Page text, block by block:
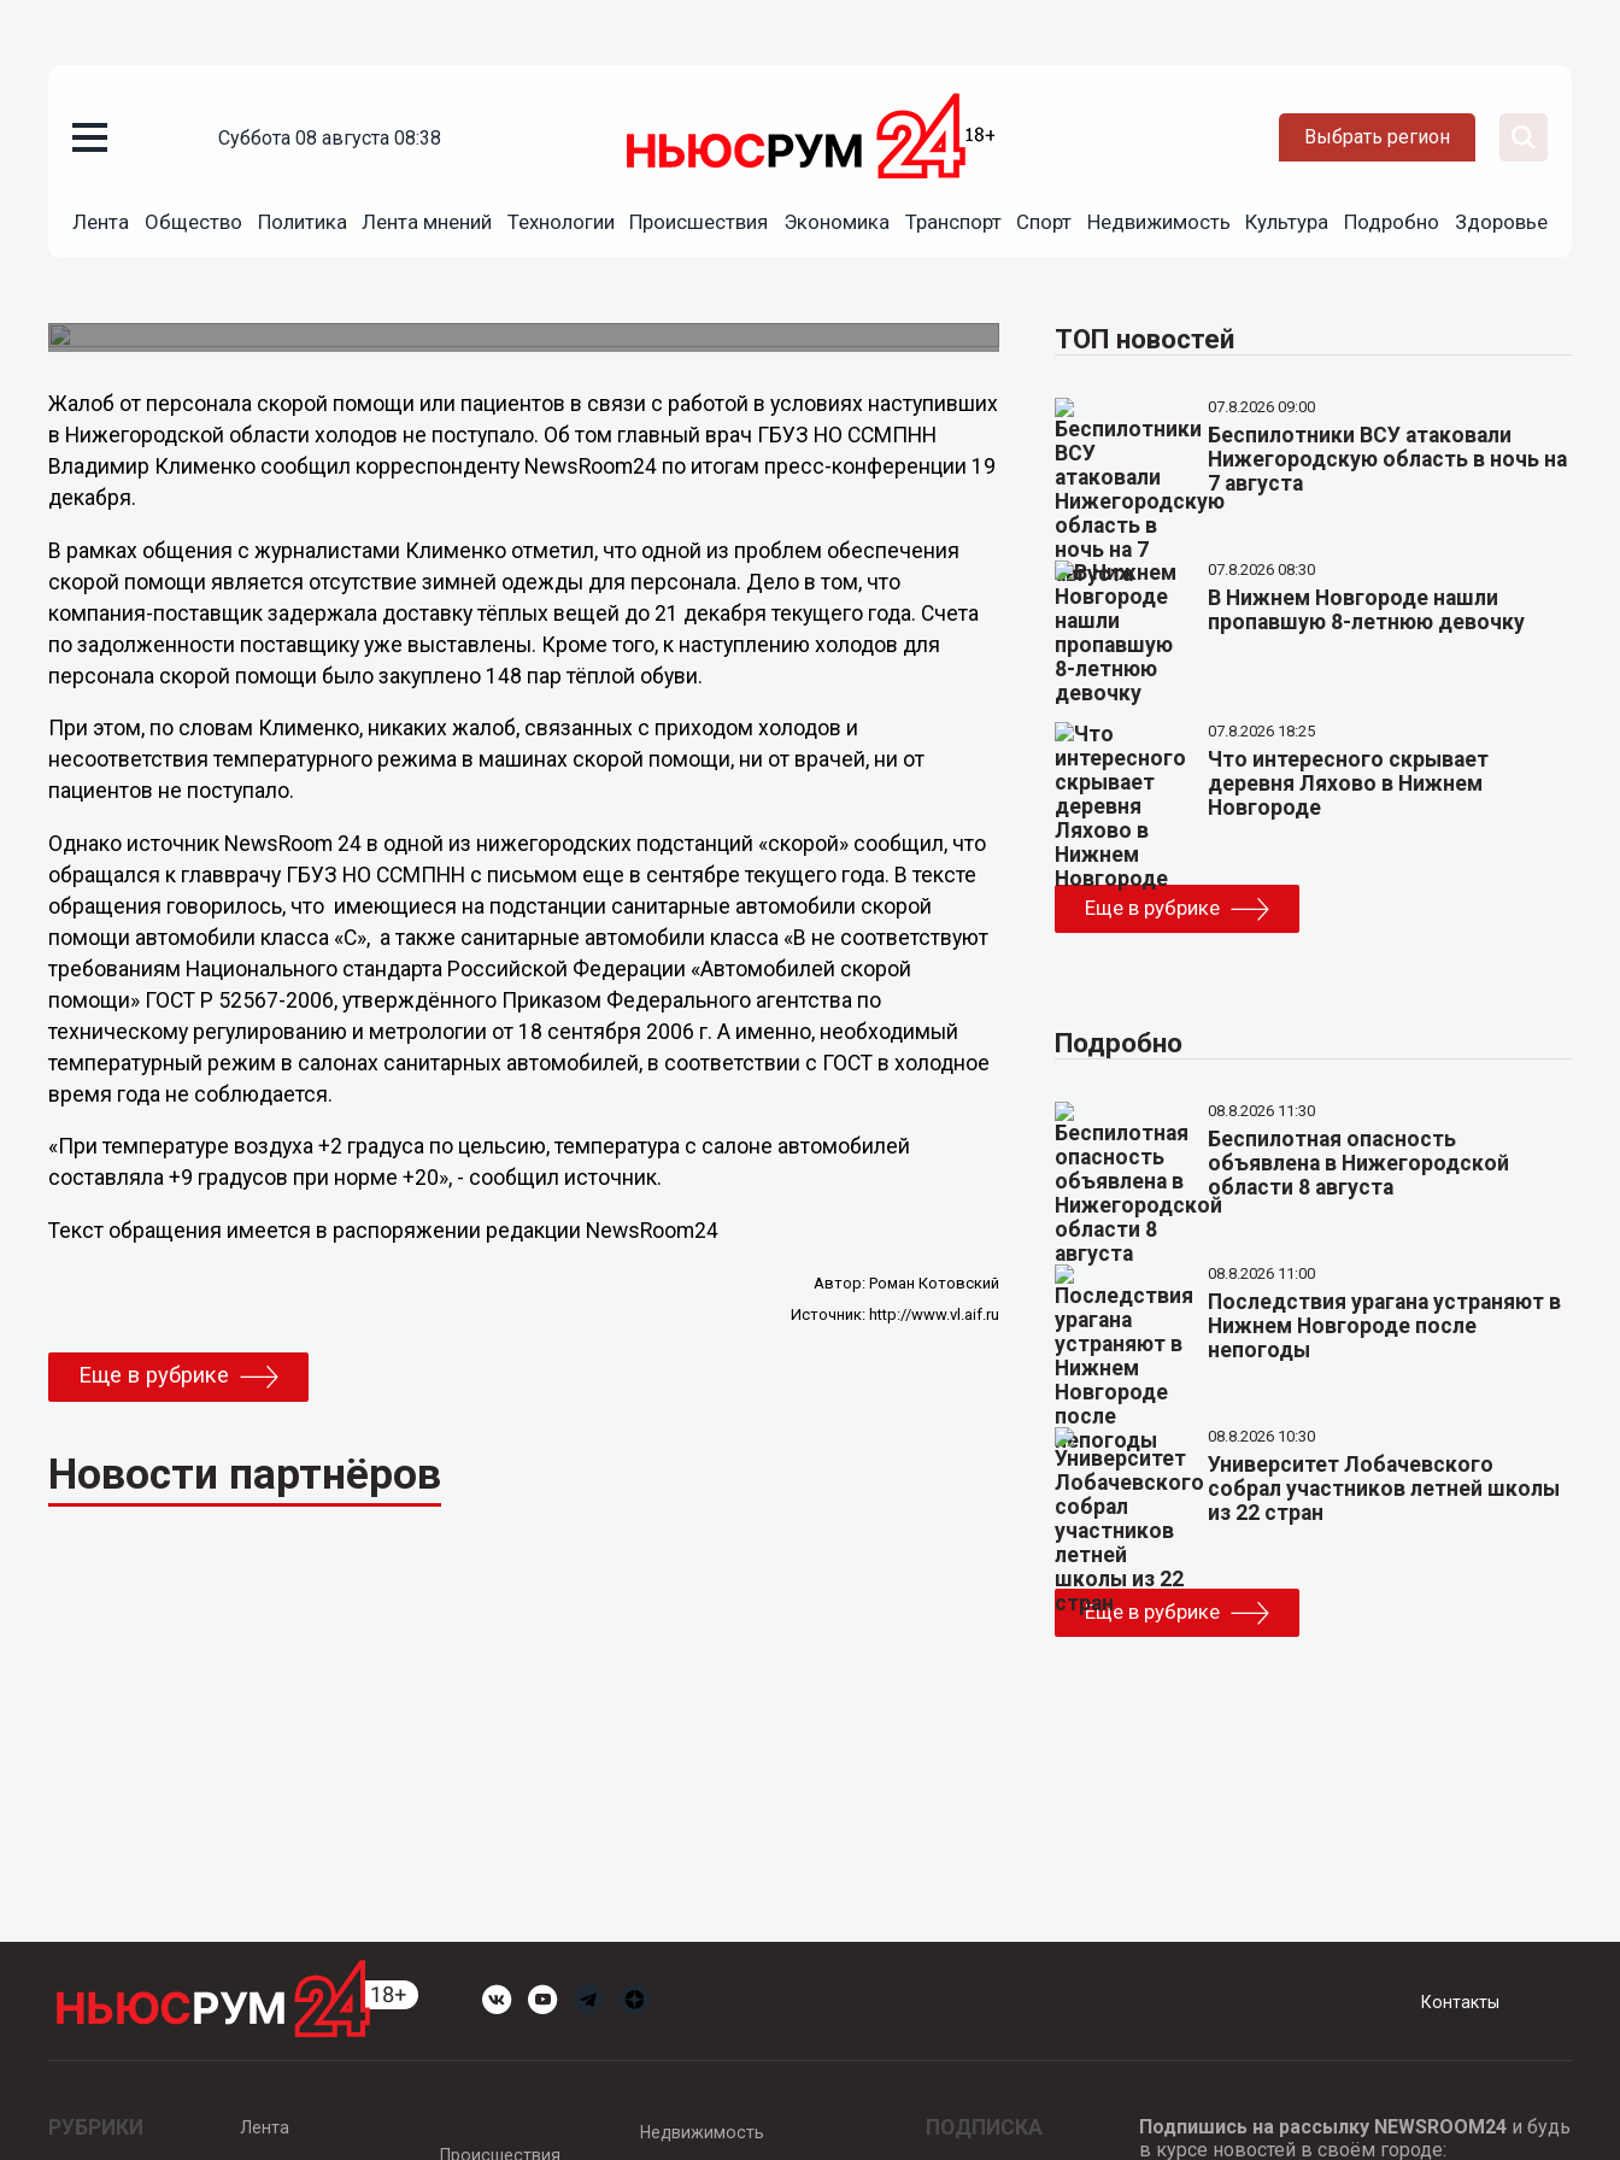
суббота 08 августа 08:38 Выбрать регион
Лента Общество Политика Лента мнений Технологии Происшествия Экономика Транспорт Спорт Недвижимость Культура Подробно Здоровье
«Жалоб от врачей скорой помощи и пациентов в связи с
Жалоб от персонала скорой помощи или пациентов в связи с работой в условиях наступивших
в Нижегородской области холодов не поступало. Об том главный врач ГБУЗ НО ССМПНН
Владимир Клименко сообщил корреспонденту NewsRoom24 по итогам пресс-конференции 19
декабря.
В рамках общения с журналистами Клименко отметил, что одной из проблем обеспечения
скорой помощи является отсутствие зимней одежды для персонала. Дело в том, что
компания-поставщик задержала доставку тёплых вещей до 21 декабря текущего года. Счета
по задолженности поставщику уже выставлены. Кроме того, к наступлению холодов для
персонала скорой помощи было закуплено 148 пар тёплой обуви.
При этом, по словам Клименко, никаких жалоб, связанных с приходом холодов и
несоответствия температурного режима в машинах скорой помощи, ни от врачей, ни от
пациентов не поступало.
Однако источник NewsRoom 24 в одной из нижегородских подстанций «скорой» сообщил, что
обращался к главврачу ГБУЗ НО ССМПНН с письмом еще в сентябре текущего года. В тексте
обращения говорилось, что имеющиеся на подстанции санитарные автомобили скорой
помощи автомобили класса «С», а также санитарные автомобили класса «В не соответствуют
требованиям Национального стандарта Российской Федерации «Автомобилей скорой
помощи» ГОСТ Р 52567-2006, утверждённого Приказом Федерального агентства по
техническому регулированию и метрологии от 18 сентября 2006 г. А именно, необходимый
температурный режим в салонах санитарных автомобилей, в соответствии с ГОСТ в холодное
время года не соблюдается.
«При температуре воздуха +2 градуса по цельсию, температура с салоне автомобилей
составляла +9 градусов при норме +20», - сообщил источник.
Текст обращения имеется в распоряжении редакции NewsRoom24
Автор: Роман Котовский
Источник: http://www.vl.aif.ru
Еще в рубрике
Новости партнёров
ТОП новостей
07.8.2026 09:00
Беспилотники ВСУ атаковали
Нижегородскую область в ночь на
7 августа
07.8.2026 08:30
В Нижнем Новгороде нашли
пропавшую 8-летнюю девочку
07.8.2026 18:25
Что интересного скрывает
деревня Ляхово в Нижнем
Новгороде
Еще в рубрике
Подробно
08.8.2026 11:30
Беспилотная опасность
объявлена в Нижегородской
области 8 августа
08.8.2026 11:00
Последствия урагана устраняют в
Нижнем Новгороде после
непогоды
08.8.2026 10:30
Университет Лобачевского
собрал участников летней школы
из 22 стран
Еще в рубрике
Контакты
РУБРИКИ
Лента
Происшествия
Недвижимость ПОДПИСКА Подпишись на рассылку NEWSROOM24и будь
в курсе новостей в своём городе: